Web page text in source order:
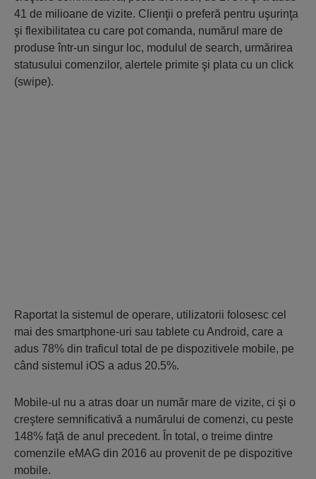
41 de milioane de vizite. Clienţii o preferă pentru uşurinţa
şi flexibilitatea cu care pot comanda, numărul mare de
produse într-un singur loc, modulul de search, urmărirea
statusului comenzilor, alertele primite şi plata cu un click
(swipe).
Raportat la sistemul de operare, utilizatorii folosesc cel
mai des smartphone-uri sau tablete cu Android, care a
adus 78% din traficul total de pe dispozitivele mobile, pe
când sistemul iOS a adus 20.5%.
Mobile-ul nu a atras doar un număr mare de vizite, ci şi o
creştere semnificativă a numărului de comenzi, cu peste
148% faţă de anul precedent. În total, o treime dintre
comenzile eMAG din 2016 au provenit de pe dispozitive
mobile.